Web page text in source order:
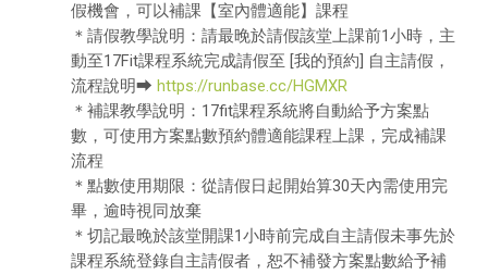
假機會，可以補課【室內體適能】課程
＊請假教學說明：請最晚於請假該堂上課前1小時，主
動至17Fit課程系統完成請假至 [我的預約] 自主請假，
流程說明⮕ https://runbase.cc/HGMXR
＊補課教學說明：17fit課程系統將自動給予方案點
數，可使用方案點數預約體適能課程上課，完成補課
流程
＊點數使用期限：從請假日起開始算30天內需使用完
畢，逾時視同放棄
＊切記最晚於該堂開課1小時前完成自主請假未事先於
課程系統登錄自主請假者，恕不補發方案點數給予補